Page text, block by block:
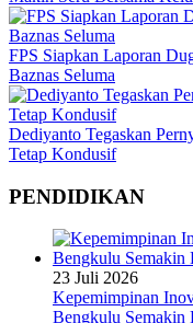
FPS Siapkan Laporan
Baznas Seluma
Dediyanto Tegaskan
Tetap Kondusif
PENDIDIKAN
23 Juli 2026
Kepemimpinan
Bengkulu Semakin